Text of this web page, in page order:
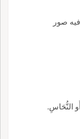
صور
النُّحَاسِ.